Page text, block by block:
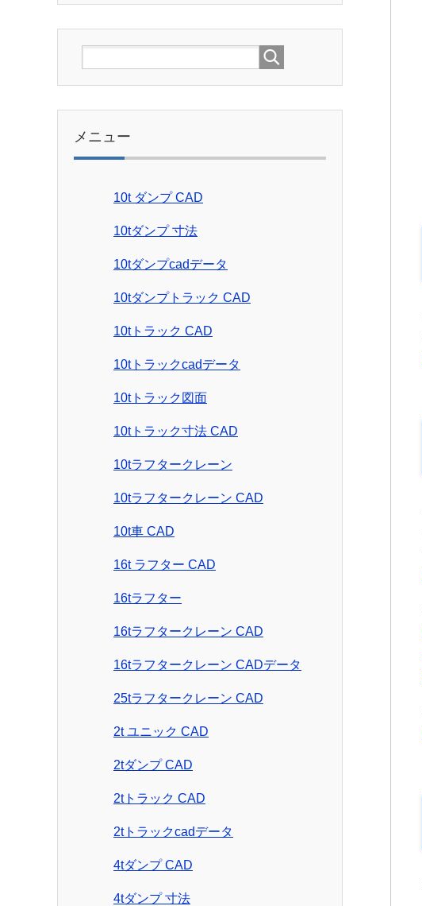
メニュー
10t ダンプ CAD
10tダンプ 寸法
10tダンプcadデータ
10tダンプトラック CAD
10tトラック CAD
10tトラックcadデータ
10tトラック図面
10tトラック寸法 CAD
10tラフタークレーン
10tラフタークレーン CAD
10t車 CAD
16t ラフター CAD
16tラフター
16tラフタークレーン CAD
16tラフタークレーン CADデータ
25tラフタークレーン CAD
2t ユニック CAD
2tダンプ CAD
2tトラック CAD
2tトラックcadデータ
4tダンプ CAD
4tダンプ 寸法